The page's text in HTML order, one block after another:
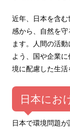
近年、日本を含
感から、自然を
ます。人間の活
よう、国や企業
境に配慮した生活
日本にお
日本で環境問題